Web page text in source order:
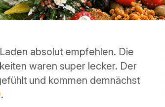
einfach mal zum
dem Chef, der sowieso stets
wollt, dann geht da hin!